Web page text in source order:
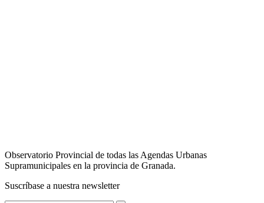
Observatorio Provincial de todas las Agendas Urbanas
Supramunicipales en la provincia de Granada.
Suscríbase a nuestra newsletter